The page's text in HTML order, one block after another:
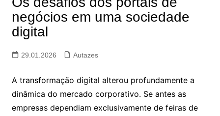
negócios em uma sociedade
digital
29.01.2026 Autazes
A transformação digital alterou profundamente a
dinâmica do mercado corporativo. Se antes as
empresas dependiam exclusivamente de feiras de